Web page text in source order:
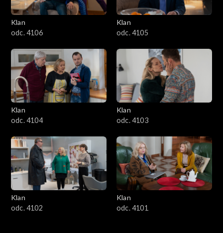
Klan
odc. 4106
Klan
odc. 4105
Klan
odc. 4104
Klan
odc. 4103
Klan
odc. 4102
Klan
odc. 4101